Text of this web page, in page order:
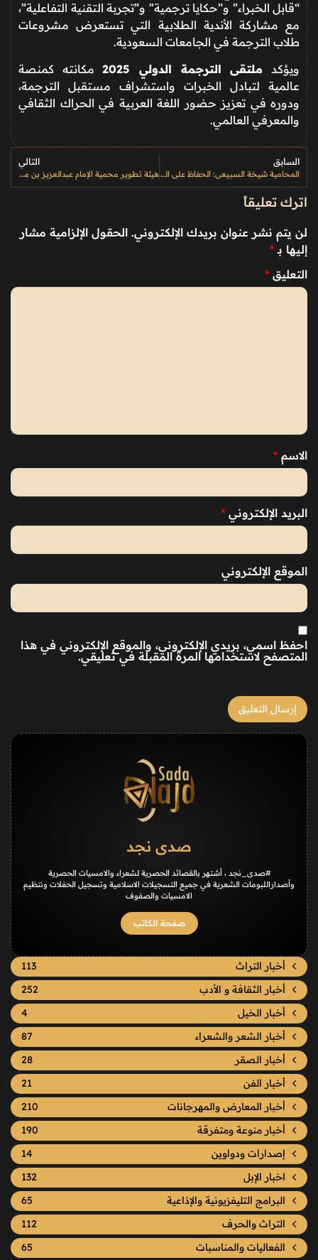
“قابل الخبراء” و”حكايا ترجمية” و”تجربة التقنية التفاعلية”،
مع مشاركة الأندية الطلابية التي تستعرض مشروعات
طلاب الترجمة في الجامعات السعودية.
ويؤكد ملتقى الترجمة الدولي 2025
مكانته كمنصة
عالمية لتبادل الخبرات واستشراف مستقبل الترجمة،
ودوره في تعزيز حضور اللغة العربية في الحراك الثقافي
والمعرفي العالمي.
السابق
المحامية شيخة السبيعي: الحفاظ على المواقع التاريخية التزام قانوني مُلزِم وليس خيارًا
التالي
هيئة تطوير محمية الإمام عبدالعزيز بن محمد تختتم مشاركتها في كأس الأولمبية السعودية للهجن 2025
اترك تعليقاً
لن يتم نشر عنوان بريدك الإلكتروني. الحقول الإلزامية مشار
إليها بـ *
التعليق *
الاسم *
البريد الإلكتروني *
الموقع الإلكتروني
احفظ اسمي، بريدي الإلكتروني، والموقع الإلكتروني في هذا
المتصفح لاستخدامها المرة المقبلة في تعليقي.
صدى نجد
#صدى_نجد ، أشتهر بالقصائد الحصرية لشعراء والامسيات الحصرية
وأصداراللبومات الشعرية في جميع التسجيلات الاسلامية وتسجيل الحفلات ونتظيم
الامسيات والصفوف
صفحة الكاتب
أخبار التراث
113
أخبار الثقافة و الأدب
252
أخبار الخيل
4
أخبار الشعر والشعراء
87
أخبار الصقر
28
أخبار الفن
21
أخبار المعارض والمهرجانات
210
أخبار منوعة ومتفرقة
190
إصدارات ودواوين
14
اخبار الإبل
132
البرامج التليفزيونية والإذاعية
65
التراث والحرف
112
الفعاليات والمناسبات
65